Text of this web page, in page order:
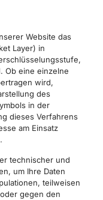
Website das
Layer) in
Ob eine einzelne
wird,
des
in der
dieses Verfahrens
am Einsatz
technischer und
um Ihre Daten
teilweisen
gegen den